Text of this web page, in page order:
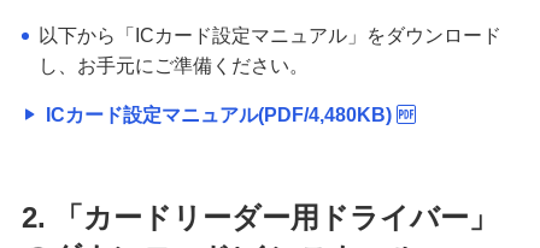
以下から「ICカード設定マニュアル」をダウンロード
し、お手元にご準備ください。
ICカード設定マニュアル(PDF/4,480KB)
2. 「カードリーダー用ドライバー」